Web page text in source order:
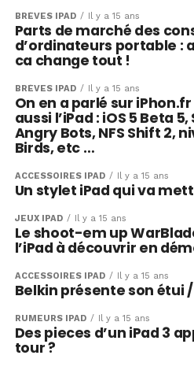
BRÈVES IPAD Il y a 15 ans
Parts de marché des
d’ordinateurs portable :
ca change tout !
BRÈVES IPAD Il y a 15 ans
On en a parlé sur
aussi l’iPad : iOS 5 Beta
Angry Bots, NFS Shift 2,
Birds, etc …
ACCESSOIRES IPAD Il y a 15 ans
Un stylet iPad qui va
JEUX IPAD Il y a 15 ans
Le shoot-em up
l’iPad à découvrir en
ACCESSOIRES IPAD Il y a 15 ans
Belkin présente son étui
RUMEURS IPAD Il y a 15 ans
Des pieces d’un iPad 3
tour ?